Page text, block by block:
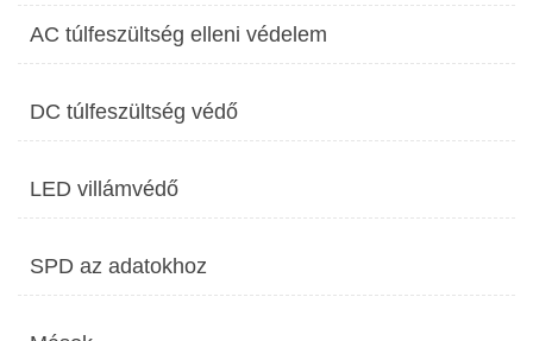
AC túlfeszültség elleni védelem
DC túlfeszültség védő
LED villámvédő
SPD az adatokhoz